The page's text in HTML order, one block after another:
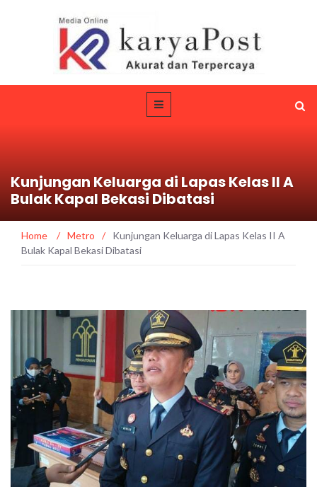
Kunjungan Keluarga di Lapas Kelas II A
Bulak Kapal Bekasi Dibatasi
Home / Metro /
Kunjungan Keluarga di Lapas Kelas II A
Bulak Kapal Bekasi Dibatasi